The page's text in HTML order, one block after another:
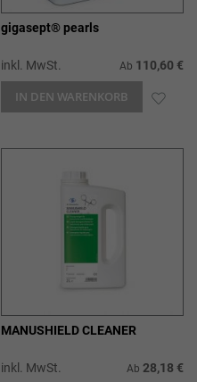
gigasept® pearls
inkl. MwSt. Ab 110,60 €
IN DEN WARENKORB ZUR
MANUSHIELD CLEANER
inkl. MwSt. Ab 28,18 €